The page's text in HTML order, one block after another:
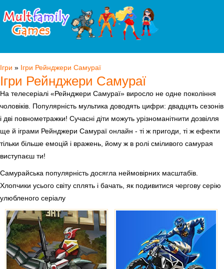
Ігри » Ігри Рейнджери Самураї
Ігри Рейнджери Самураї
На телесеріалі «Рейнджери Самураї» виросло не одне покоління
чоловіків. Популярність мультика доводять цифри: двадцять сезонів
і дві повнометражки! Сучасні діти можуть урізноманітнити дозвілля
ще й іграми Рейнджери Самураї онлайн - ті ж пригоди, ті ж ефекти
тільки більше емоцій і вражень, йому ж в ролі сміливого самурая
виступаєш ти!
Самурайська популярність досягла неймовірних масштабів.
Хлопчики усього світу сплять і бачать, як подивитися чергову серію
улюбленого серіалу